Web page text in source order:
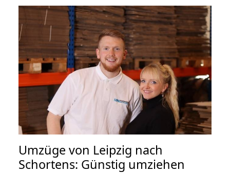
Umzüge von Leipzig nach
Schortens: Günstig umziehen